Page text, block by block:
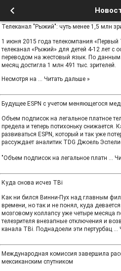
Телеканал "Рыжий": чуть менее 1,5 млн
1 июня 2015 года телекомпания
телеканал «Рыжий» для детей 4-12 лет с
переводом на жестовый язык. По данным
месяц достигла 1 млн 491 тыс. зрителей.
Несмотря на ... Читать дальше »
Будущее ESPN с учетом меняющегося
Объем подписок на легальное платное
предела и теперь потихоньку снижается.
развиваться ESPN, который и так уже
рассуждает аналитик TDG Джоель
"Объем подписок на легальное платн ...
Куда снова исчез ТВі
Как ни бился Винни-Пух над главным
времени, но так и не понял, куда
мозговому коллапсу уже четыре месяца
телезрителя внезапные отключения и
канала ТВі. Поднадоели эти пертурбац ...
Международная комиссия завершила
мексиканским спутником